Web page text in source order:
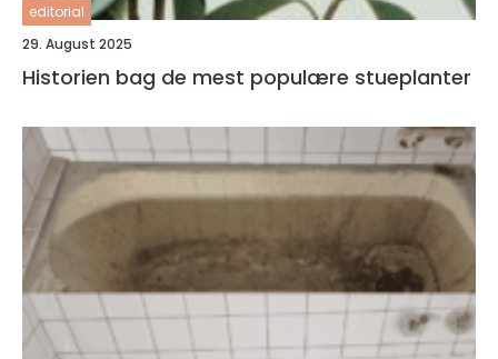
editorial
29. August 2025
Historien bag de mest populære stueplanter